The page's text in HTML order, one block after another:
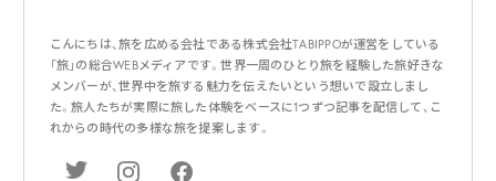
こんにちは、旅を広める会社である株式会社TABIPPOが運営をしている
「旅」の総合WEBメディアです。世界一周のひとり旅を経験した旅好きな
メンバーが、世界中を旅する魅力を伝えたいという想いで設立しまし
た。旅人たちが実際に旅した体験をベースに1つずつ記事を配信して、こ
れからの時代の多様な旅を提案します。